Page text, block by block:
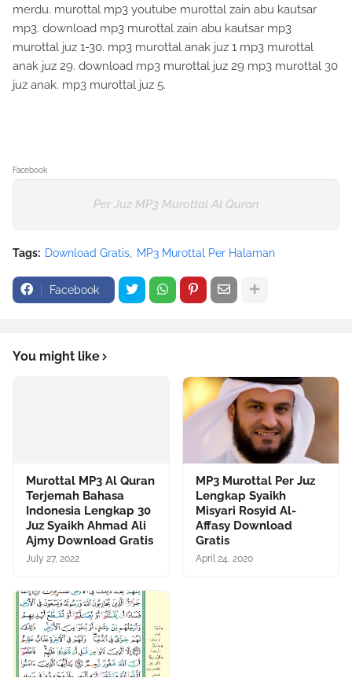
merdu. murottal mp3 youtube murottal zain abu kautsar
mp3. download mp3 murottal zain abu kautsar mp3
murottal juz 1-30. mp3 murottal anak juz 1 mp3 murottal
anak juz 29. download mp3 murottal juz 29 mp3 murottal 30
juz anak. mp3 murottal juz 5.
Facebook
Per Juz MP3 Murottal Al Quran
Tags: Download Gratis MP3 Murottal Per Halaman
Facebook
You might like
Murottal MP3 Al Quran
Terjemah Bahasa
Indonesia Lengkap 30
Juz Syaikh Ahmad Ali
Ajmy Download Gratis
July 27, 2022
MP3 Murottal Per Juz
Lengkap Syaikh
Misyari Rosyid Al-
Affasy Download
Gratis
April 24, 2020